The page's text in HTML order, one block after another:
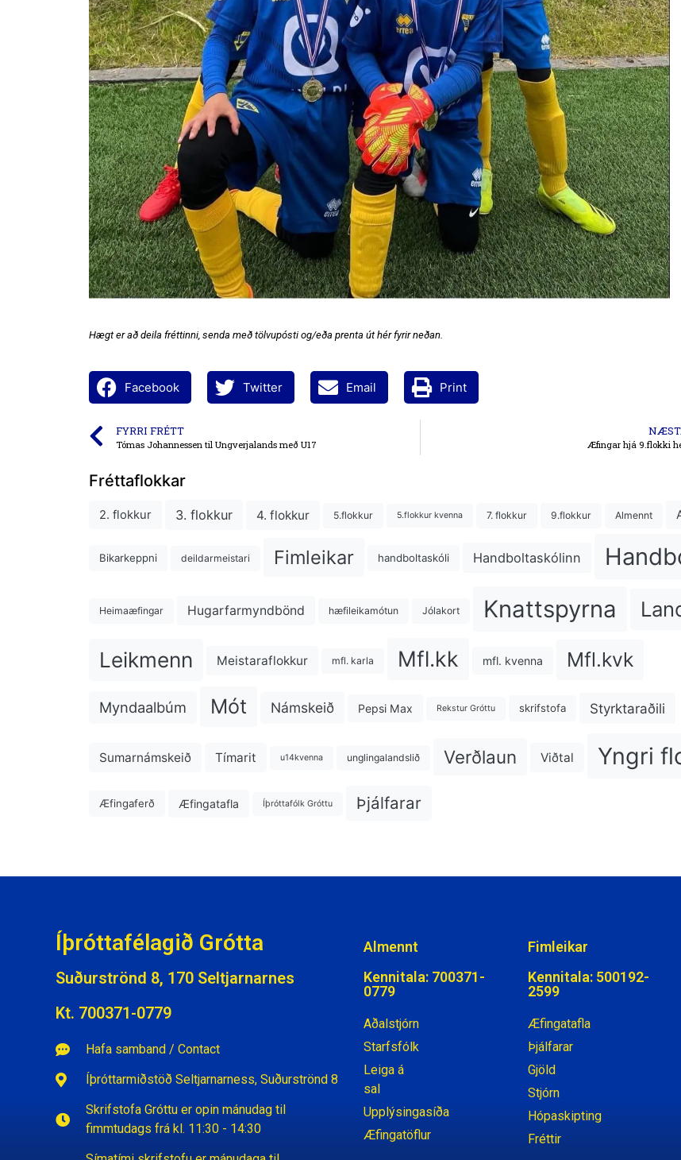
Hægt er að deila fréttinni, senda með tölvupósti og/eða prenta út hér fyrir neðan.
Facebook Twitter Email Print
FYRRI FRÉTT
Tómas Johannessen til Ungverjalands með U17 Æfingar hjá 9.flokki
Fréttaflokkar
2. flokkur 3. flokkur 4. flokkur 5.flokkur 5.flokkur kvenna 7. flokkur 9.flokkur Almennt
Bikarkeppni deildarmeistari Fimleikar handboltaskóli Handboltaskólinn
Heimaæfingar Hugarfarmyndbönd hæfileikamótun Jólakort Knattspyrna
Leikmenn Meistaraflokkur mfl. karla Mfl.kk mfl. kvenna Mfl.kvk
Myndaalbúm Mót Námskeið Pepsi Max Rekstur Gróttu skrifstofa Styrktaraðili
Sumarnámskeið Tímarit u14kvenna unglingalandslið Verðlaun Viðtal Yngri
Æfingaferð Æfingatafla Íþróttafólk Gróttu Þjálfarar
Íþróttafélagið Grótta
Suðurströnd 8, 170 Seltjarnarnes
Kt. 700371-0779
Hafa samband / Contact
Íþróttarmiðstöð Seltjarnarness, Suðurströnd 8
Skrifstofa Gróttu er opin mánudag til
fimmtudags frá kl. 11:30 - 14:30
Almennt
Kennitala: 700371-
0779
Aðalstjórn
Starfsfólk
Leiga á
sal
Upplýsingasíða
Æfingatöflur
Fimleikar
Kennitala: 500192-
2599
Æfingatafla
Þjálfarar
Gjöld
Stjórn
Hópaskipting
Fréttir